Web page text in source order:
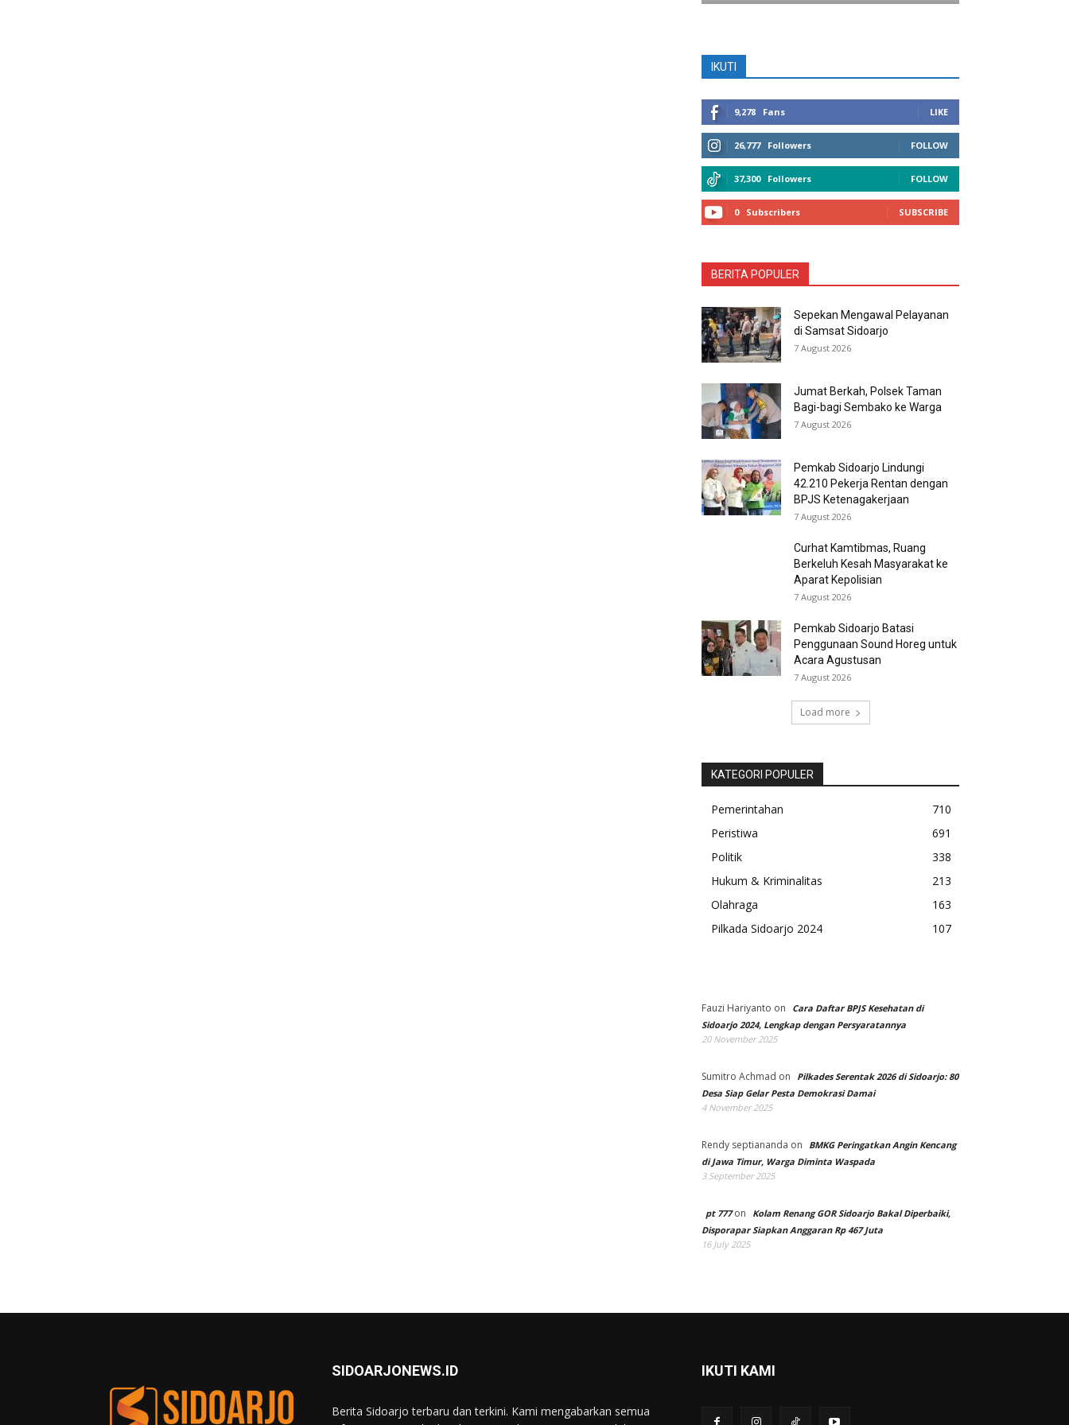
IKUTI
9,278 Fans LIKE
26,777 Followers FOLLOW
37,300 Followers FOLLOW
0 Subscribers SUBSCRIBE
BERITA POPULER
Sepekan Mengawal Pelayanan
di Samsat Sidoarjo
7 August 2026
Jumat Berkah, Polsek Taman
Bagi-bagi Sembako ke Warga
7 August 2026
Pemkab Sidoarjo Lindungi
42.210 Pekerja Rentan dengan
BPJS Ketenagakerjaan
7 August 2026
Curhat Kamtibmas, Ruang
Berkeluh Kesah Masyarakat ke
Aparat Kepolisian
7 August 2026
Pemkab Sidoarjo Batasi
Penggunaan Sound Horeg untuk
Acara Agustusan
7 August 2026
Load more
KATEGORI POPULER
Pemerintahan
710
Peristiwa
691
Politik
338
Hukum & Kriminalitas
213
Olahraga
163
Pilkada Sidoarjo 2024
107
Fauzi Hariyanto on
Cara Daftar BPJS Kesehatan di
Sidoarjo 2024, Lengkap dengan Persyaratannya
20 November 2025
Sumitro Achmad on
Pilkades Serentak 2026 di Sidoarjo: 80
Desa Siap Gelar Pesta Demokrasi Damai
4 November 2025
Rendy septiananda on
BMKG Peringatkan Angin Kencang
di Jawa Timur, Warga Diminta Waspada
3 September 2025
pt 777on
Kolam Renang GOR Sidoarjo Bakal Diperbaiki,
Disporapar Siapkan Anggaran Rp 467 Juta
16 July 2025
SIDOARJONEWS.ID
Berita Sidoarjo terbaru dan terkini. Kami mengabarkan semua
IKUTI KAMI